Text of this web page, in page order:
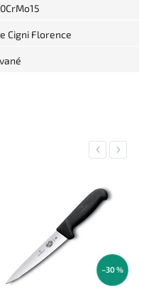
Cigni Florence
Previous
–30 %
Next